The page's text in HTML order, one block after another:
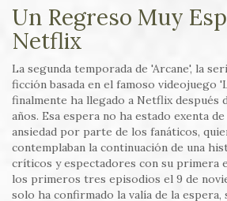
Un Regreso Muy
Netflix
La segunda temporada de 'Arcane', la
ficción basada en el famoso videojuego
finalmente ha llegado a Netflix después
años. Esa espera no ha estado exenta
ansiedad por parte de los fanáticos,
contemplaban la continuación de una
críticos y espectadores con su primera
los primeros tres episodios el 9 de
solo ha confirmado la valía de la espera,